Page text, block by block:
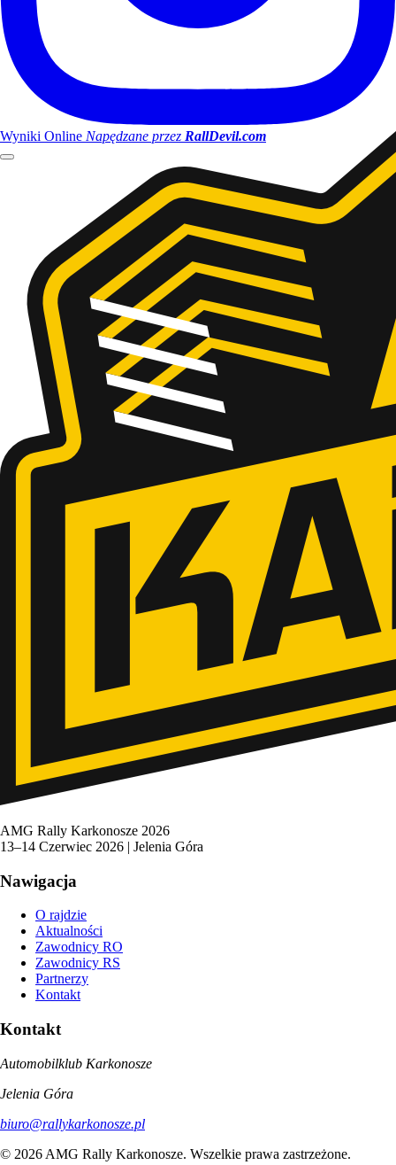
Wyniki Online Napędzane przez RallDevil.com
AMG Rally Karkonosze 2026
13–14 Czerwiec 2026 | Jelenia Góra
Nawigacja
O rajdzie
Aktualności
Zawodnicy RO
Zawodnicy RS
Partnerzy
Kontakt
Kontakt
Automobilklub Karkonosze
Jelenia Góra
biuro@rallykarkonosze.pl
© 2026 AMG Rally Karkonosze. Wszelkie prawa zastrzeżone.